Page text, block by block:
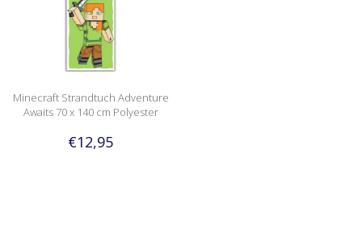
Minecraft Strandtuch Adventure
Awaits 70 x 140 cm Polyester
€12,95